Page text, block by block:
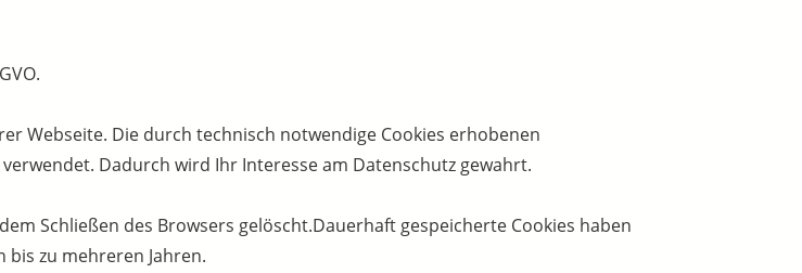
Webseite. Die durch technisch notwendige Cookies erhobenen
Dadurch wird Ihr Interesse am Datenschutz gewahrt.
Schließen des Browsers gelöscht.Dauerhaft gespeicherte Cookies haben
zu mehreren Jahren.